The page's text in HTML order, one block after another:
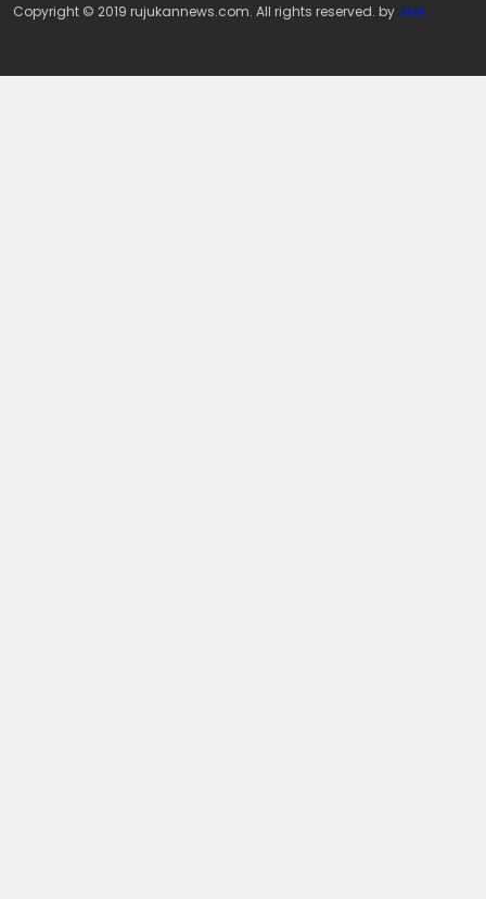
Copyright © 2019 rujukannews.com. All rights reserved. byAMK